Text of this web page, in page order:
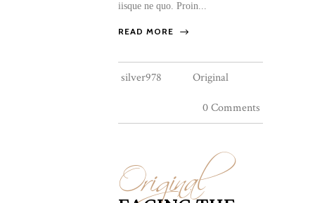
iisque ne quo. Proin...
READ MORE
silver978 Original
0 Comments
Original